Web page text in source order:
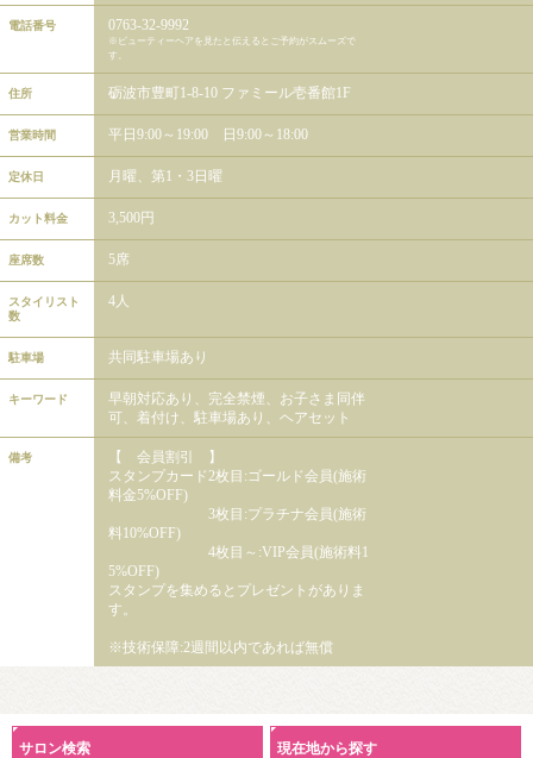
電話番号 0763-32-9992
※ビューティーヘアを見たと伝えるとご予約がスムーズで
す。
住所 砺波市豊町1-8-10 ファミール壱番館1F
営業時間 平日9:00～19:00 日9:00～18:00
定休日 月曜、第1・3日曜
カット料金 3,500円
座席数 5席
スタイリスト
数
4人
駐車場 共同駐車場あり
キーワード
早朝対応あり、完全禁煙、お子さま同伴
可、着付け、駐車場あり、ヘアセット
備考
【 会員割引 】
スタンプカード2枚目:ゴールド会員(施術
料金5%OFF)
3枚目:プラチナ会員(施術
料10%OFF)
4枚目～:VIP会員(施術料1
5%OFF)
スタンプを集めるとプレゼントがありま
す。
※技術保障:2週間以内であれば無償
サロン検索 現在地から探す